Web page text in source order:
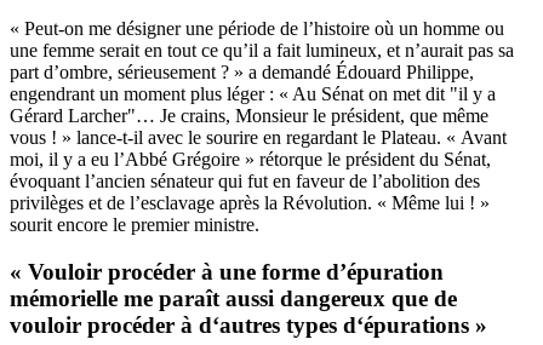
« Peut-on me désigner une période de l’histoire où un homme ou
une femme serait en tout ce qu’il a fait lumineux, et n’aurait pas sa
part d’ombre, sérieusement ? » a demandé Édouard Philippe,
engendrant un moment plus léger : « Au Sénat on met dit "il y a
Gérard Larcher"… Je crains, Monsieur le président, que même
vous ! » lance-t-il avec le sourire en regardant le Plateau. « Avant
moi, il y a eu l’Abbé Grégoire » rétorque le président du Sénat,
évoquant l’ancien sénateur qui fut en faveur de l’abolition des
privilèges et de l’esclavage après la Révolution. « Même lui ! »
sourit encore le premier ministre.
« Vouloir procéder à une forme d’épuration
mémorielle me paraît aussi dangereux que de
vouloir procéder à d‘autres types d‘épurations »